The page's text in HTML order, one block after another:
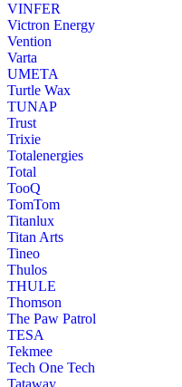
VINFER
Victron Energy
Vention
Varta
UMETA
Turtle Wax
TUNAP
Trust
Trixie
Totalenergies
Total
TooQ
TomTom
Titanlux
Titan Arts
Tineo
Thulos
THULE
Thomson
The Paw Patrol
TESA
Tekmee
Tech One Tech